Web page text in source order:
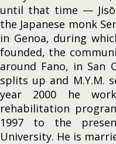
until that time — Jisō
the Japanese monk
in Genoa, during
founded, the
around Fano, in San
splits up and M.Y.M.
year 2000 he
rehabilitation
1997 to the
University. He is